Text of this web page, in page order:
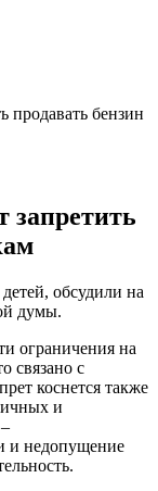
вернули 60
области
6 августа
осмотры у
России
и шитья
продавать бензин
запретить
обсудили на
думы.
ограничения на
связано с
коснется также
и
и недопущение